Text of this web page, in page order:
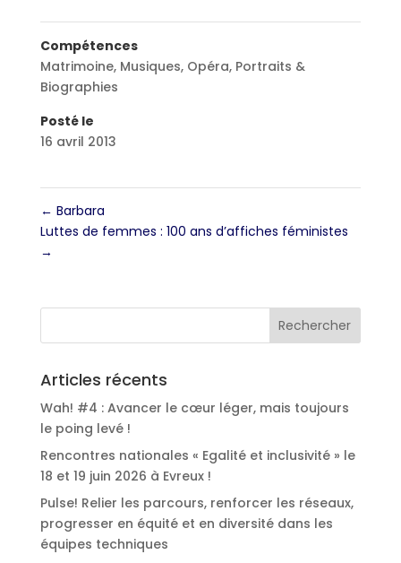
Compétences
Matrimoine, Musiques, Opéra, Portraits &
Biographies
Posté le
16 avril 2013
← Barbara
Luttes de femmes : 100 ans d’affiches féministes
→
Articles récents
Wah! #4 : Avancer le cœur léger, mais toujours
le poing levé !
Rencontres nationales « Egalité et inclusivité » le
18 et 19 juin 2026 à Evreux !
Pulse! Relier les parcours, renforcer les réseaux,
progresser en équité et en diversité dans les
équipes techniques